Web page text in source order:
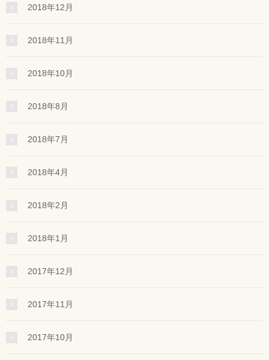
2018年12月
2018年11月
2018年10月
2018年8月
2018年7月
2018年4月
2018年2月
2018年1月
2017年12月
2017年11月
2017年10月